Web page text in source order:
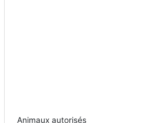
Animaux autorisés